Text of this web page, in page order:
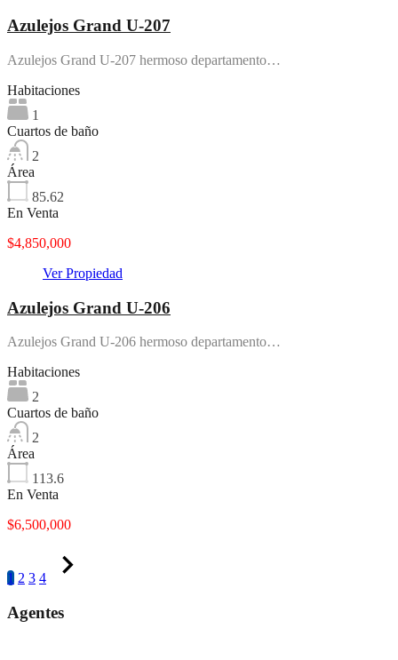
Azulejos Grand U-207
Azulejos Grand U-207 hermoso departamento…
Habitaciones
1
Cuartos de baño
2
Área
85.62
En Venta
$4,850,000
Ver Propiedad
Azulejos Grand U-206
Azulejos Grand U-206 hermoso departamento…
Habitaciones
2
Cuartos de baño
2
Área
113.6
En Venta
$6,500,000
1 2 3 4
Agentes